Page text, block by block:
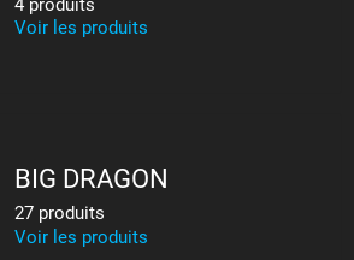
4 produits
Voir les produits
BIG DRAGON
27 produits
Voir les produits